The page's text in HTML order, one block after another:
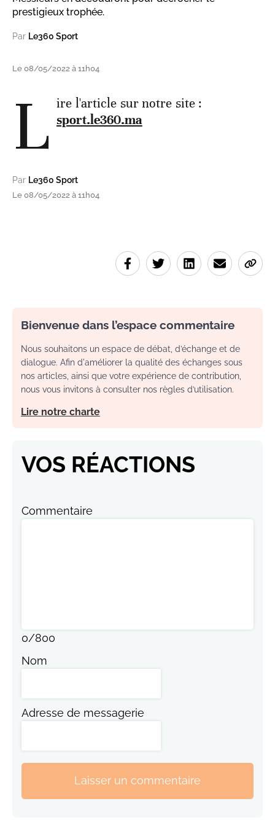
prestigieux trophée.
Par Le360 Sport
Le 08/05/2022 à 11h04
L ire l'article sur notre site :
sport.le360.ma
Par Le360 Sport
Le 08/05/2022 à 11h04
Bienvenue dans l’espace commentaire
Nous souhaitons un espace de débat, d’échange et de
dialogue. Afin d'améliorer la qualité des échanges sous
nos articles, ainsi que votre expérience de contribution,
nous vous invitons à consulter nos règles d’utilisation.
Lire notre charte
VOS RÉACTIONS
Commentaire
0/800
Nom
Adresse de messagerie
Laisser un commentaire